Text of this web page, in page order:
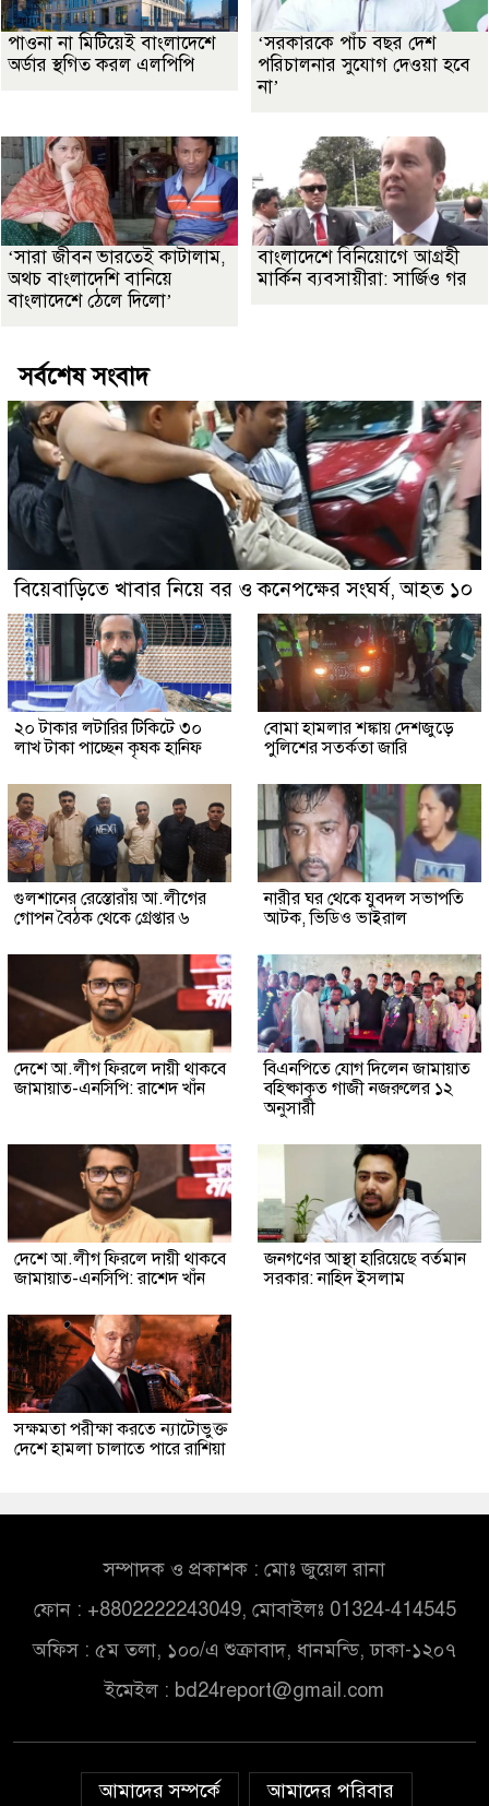
পাওনা না মিটিয়েই বাংলাদেশে
অর্ডার স্থগিত করল এলপিপি
‘সরকারকে পাঁচ বছর দেশ
পরিচালনার সুযোগ দেওয়া হবে
না’
‘সারা জীবন ভারতেই কাটালাম,
অথচ বাংলাদেশি বানিয়ে
বাংলাদেশে ঠেলে দিলো’
বাংলাদেশে বিনিয়োগে আগ্রহী
মার্কিন ব্যবসায়ীরা: সার্জিও গর
সর্বশেষ সংবাদ
বিয়েবাড়িতে খাবার নিয়ে বর ও কনেপক্ষের সংঘর্ষ, আহত ১০
২০ টাকার লটারির টিকিটে ৩০
লাখ টাকা পাচ্ছেন কৃষক হানিফ
বোমা হামলার শঙ্কায় দেশজুড়ে
পুলিশের সতর্কতা জারি
গুলশানের রেস্তোরাঁয় আ.লীগের
গোপন বৈঠক থেকে গ্রেপ্তার ৬
নারীর ঘর থেকে যুবদল সভাপতি
আটক, ভিডিও ভাইরাল
দেশে আ.লীগ ফিরলে দায়ী থাকবে
জামায়াত-এনসিপি: রাশেদ খাঁন
বিএনপিতে যোগ দিলেন জামায়াত
বহিষ্কাকৃত গাজী নজরুলের ১২
অনুসারী
দেশে আ.লীগ ফিরলে দায়ী থাকবে
জামায়াত-এনসিপি: রাশেদ খাঁন
জনগণের আস্থা হারিয়েছে বর্তমান
সরকার: নাহিদ ইসলাম
সক্ষমতা পরীক্ষা করতে ন্যাটোভুক্ত
দেশে হামলা চালাতে পারে রাশিয়া
সম্পাদক ও প্রকাশক : মোঃ জুয়েল রানা
ফোন : +8802222243049, মোবাইলঃ 01324-414545
অফিস : ৫ম তলা, ১০০/এ শুক্রাবাদ, ধানমন্ডি, ঢাকা-১২০৭
ইমেইল : bd24report@gmail.com
আমাদের সম্পর্কে আমাদের পরিবার